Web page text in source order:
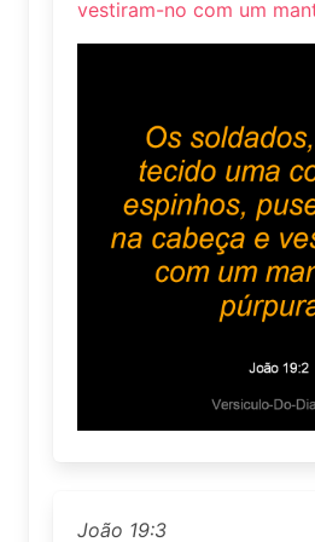
vestiram-no com um
João 19:3